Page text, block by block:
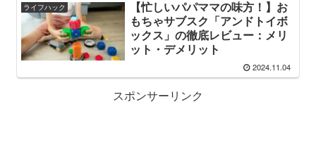
ライフハック
【忙しいパパママの味方！】お
もちゃサブスク「アンドトイボ
ックス」の徹底レビュー：メリ
ット・デメリット
2024.11.04
スポンサーリンク